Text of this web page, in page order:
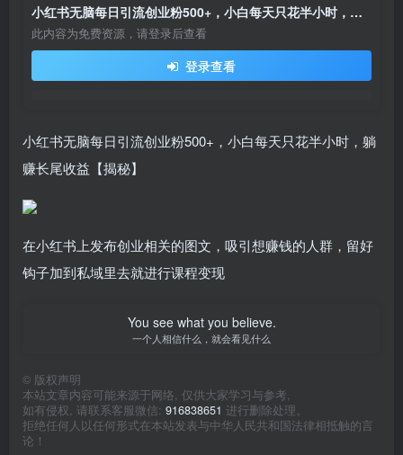
小红书无脑每日引流创业粉500+，小白每天只花半小时，躺赚长尾收益
此内容为免费资源，请登录后查看
登录查看
小红书无脑每日引流创业粉500+，小白每天只花半小时，躺
赚长尾收益【揭秘】
在小红书上发布创业相关的图文，吸引想赚钱的人群，留好
钩子加到私域里去就进行课程变现
You see what you believe.
一个人相信什么，就会看见什么
© 版权声明
本站文章内容可能来源于网络, 仅供大家学习与参考,
如有侵权, 请联系客服微信: 916838651 进行删除处理。
拒绝任何人以任何形式在本站发表与中华人民共和国法律相抵触的言
论！